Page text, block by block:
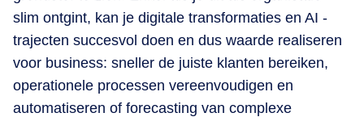
slim ontgint, kan je digitale transformaties en AI -
trajecten succesvol doen en dus waarde realiseren
voor business: sneller de juiste klanten bereiken,
operationele processen vereenvoudigen en
automatiseren of forecasting van complexe